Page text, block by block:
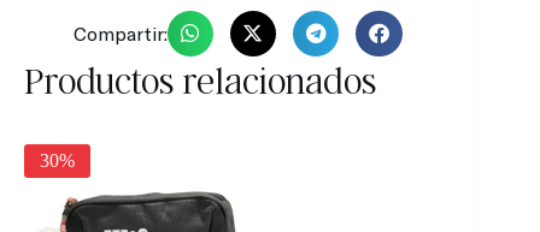
Compartir:
Productos relacionados
30%